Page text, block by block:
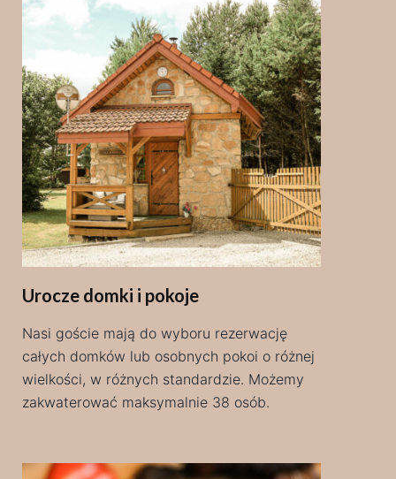
Urocze domki i pokoje
Nasi goście mają do wyboru rezerwację
całych domków lub osobnych pokoi o różnej
wielkości, w różnych standardzie. Możemy
zakwaterować maksymalnie 38 osób.